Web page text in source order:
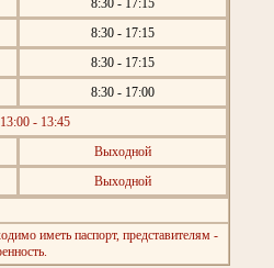
8:30 - 17:15
8:30 - 17:15
8:30 - 17:15
8:30 - 17:00
- 13:45
Выходной
Выходной
иметь паспорт, представителям -